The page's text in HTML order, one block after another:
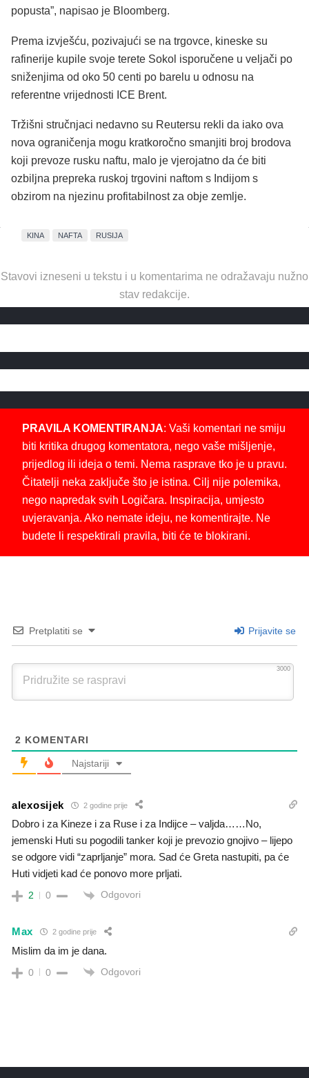
popusta”, napisao je Bloomberg.
Prema izvješću, pozivajući se na trgovce, kineske su
rafinerije kupile svoje terete Sokol isporučene u veljači po
sniženjima od oko 50 centi po barelu u odnosu na
referentne vrijednosti ICE Brent.
Tržišni stručnjaci nedavno su Reutersu rekli da iako ova
nova ograničenja mogu kratkoročno smanjiti broj brodova
koji prevoze rusku naftu, malo je vjerojatno da će biti
ozbiljna prepreka ruskoj trgovini naftom s Indijom s
obzirom na njezinu profitabilnost za obje zemlje.
KINA NAFTA RUSIJA
Stavovi izneseni u tekstu i u komentarima ne odražavaju nužno
stav redakcije.
PRAVILA KOMENTIRANJA: Vaši komentari ne smiju
biti kritika drugog komentatora, nego vaše mišljenje,
prijedlog ili ideja o temi. Nema rasprave tko je u pravu.
Čitatelji neka zaključe što je istina. Cilj nije polemika,
nego napredak svih Logičara. Inspiracija, umjesto
uvjeravanja. Ako nemate ideju, ne komentirajte. Ne
budete li respektirali pravila, biti će te blokirani.
Pretplatiti se Prijavite se
3000
2 KOMENTARI
Najstariji
alexosijek 2 godine prije
Dobro i za Kineze i za Ruse i za Indijce – valjda……No,
jemenski Huti su pogodili tanker koji je prevozio gnojivo – lijepo
se odgore vidi “zaprljanje” mora. Sad će Greta nastupiti, pa će
Huti vidjeti kad će ponovo more prljati.
2 0 Odgovori
Max 2 godine prije
Mislim da im je dana.
0 0 Odgovori